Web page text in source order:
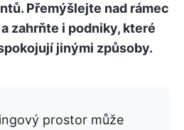
Přemýšlejte nad rámec
zahrňte i podniky, které
jinými způsoby.
prostor může